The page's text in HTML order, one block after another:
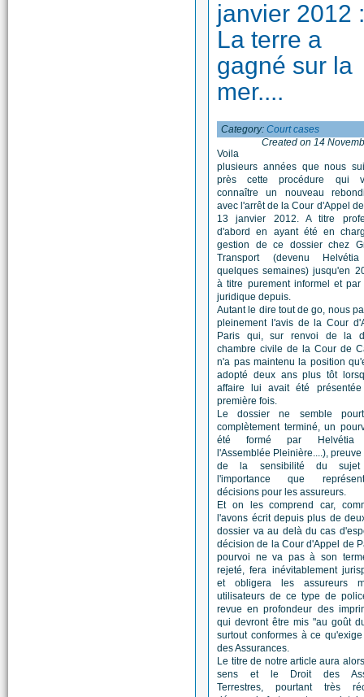
janvier 2012
La terre a
gagné sur la
mer....
Category:Court cases
Created on 14
Voila
plusieurs années que nous
près cette procédure qui
connaître un nouveau
avec l'arrêt de la Cour d'Appel
13 janvier 2012. A titre
d'abord en ayant été en
gestion de ce dossier chez
Transport (devenu
quelques semaines) jusqu'en
à titre purement informel et par
juridique depuis.
Autant le dire tout de go, nous
pleinement l'avis de la Cour
Paris qui, sur renvoi de la
chambre civile de la Cour de
n'a pas maintenu la position
adopté deux ans plus tôt
affaire lui avait été
première fois.
Le dossier ne semble
complètement terminé, un
été formé par Helvétia
l'Assemblée Pleinière....),
de la sensibilité du
l'importance que
décisions pour les assureurs.
Et on les comprend car,
l'avons écrit depuis plus de
dossier va au delà du cas
décision de la Cour d'Appel de
pourvoi ne va pas à son
rejeté, fera inévitablement
et obligera les assureurs
utilisateurs de ce type de
revue en profondeur des
qui devront être mis "au goût
surtout conformes à ce
des Assurances.
Le titre de notre article aura
sens et le Droit des
Terrestres, pourtant très